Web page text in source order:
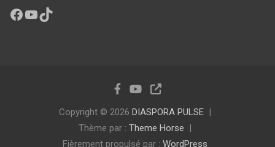
Copyright © 2026 DIASPORA PULSE
Thème par : Theme Horse
Fièrement propulsé par : WordPress